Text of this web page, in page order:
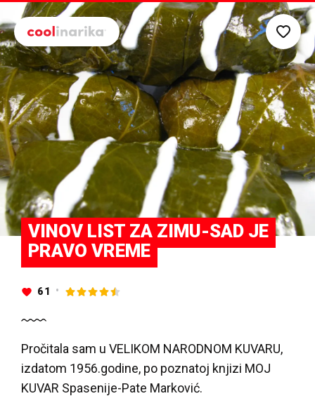
Preskoči na glavni sadržaj
VINOV LIST ZA ZIMU-SAD JE
PRAVO VREME
61
Pročitala sam u VELIKOM NARODNOM KUVARU,
izdatom 1956.godine, po poznatoj knjizi MOJ
KUVAR Spasenije-Pate Marković.